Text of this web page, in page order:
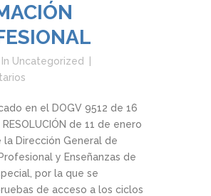
In Uncategorized
en el DOGV 9512 de 16
de 11 de enero
la Dirección General de
y Enseñanzas de
por la que se
de acceso a los ciclos